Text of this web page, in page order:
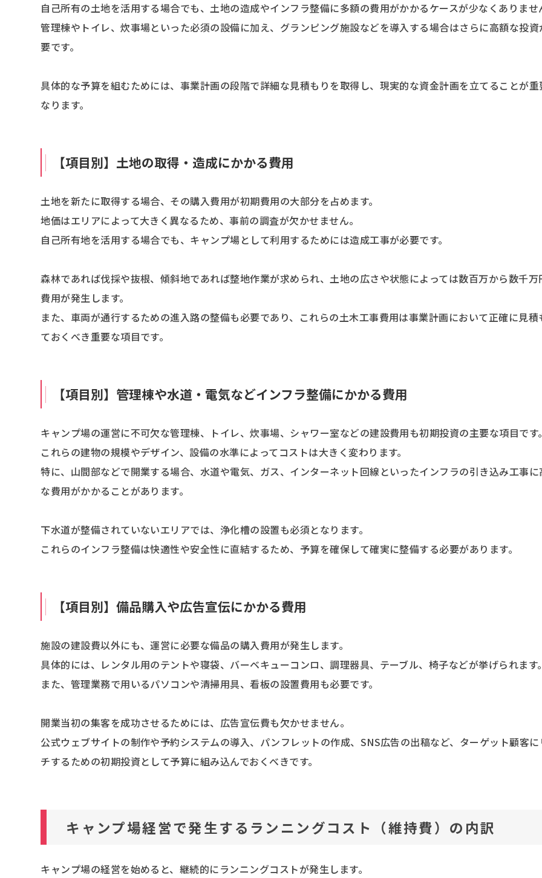
自己所有の土地を活用する場合でも、土地の造成やインフラ整備に多額の費用がかかるケースが少なくありませ
管理棟やトイレ、炊事場といった必須の設備に加え、グランピング施設などを導入する場合はさらに高額な投資
要です。
具体的な予算を組むためには、事業計画の段階で詳細な見積もりを取得し、現実的な資金計画を立てることが重
なります。
【項目別】土地の取得・造成にかかる費用
土地を新たに取得する場合、その購入費用が初期費用の大部分を占めます。
地価はエリアによって大きく異なるため、事前の調査が欠かせません。
自己所有地を活用する場合でも、キャンプ場として利用するためには造成工事が必要です。
森林であれば伐採や抜根、傾斜地であれば整地作業が求められ、土地の広さや状態によっては数百万から数千万
費用が発生します。
また、車両が通行するための進入路の整備も必要であり、これらの土木工事費用は事業計画において正確に見積
ておくべき重要な項目です。
【項目別】管理棟や水道・電気などインフラ整備にかかる費用
キャンプ場の運営に不可欠な管理棟、トイレ、炊事場、シャワー室などの建設費用も初期投資の主要な項目です
これらの建物の規模やデザイン、設備の水準によってコストは大きく変わります。
特に、山間部などで開業する場合、水道や電気、ガス、インターネット回線といったインフラの引き込み工事に
な費用がかかることがあります。
下水道が整備されていないエリアでは、浄化槽の設置も必須となります。
これらのインフラ整備は快適性や安全性に直結するため、予算を確保して確実に整備する必要があります。
【項目別】備品購入や広告宣伝にかかる費用
施設の建設費以外にも、運営に必要な備品の購入費用が発生します。
具体的には、レンタル用のテントや寝袋、バーベキューコンロ、調理器具、テーブル、椅子などが挙げられます
また、管理業務で用いるパソコンや清掃用具、看板の設置費用も必要です。
開業当初の集客を成功させるためには、広告宣伝費も欠かせません。
公式ウェブサイトの制作や予約システムの導入、パンフレットの作成、SNS広告の出稿など、ターゲット顧客
チするための初期投資として予算に組み込んでおくべきです。
キャンプ場経営で発生するランニングコスト（維持費）の内訳
キャンプ場の経営を始めると、継続的にランニングコストが発生します。